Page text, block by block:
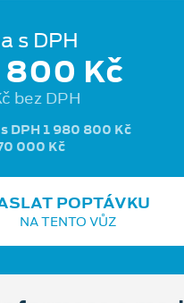
s DPH
800 Kč
bez DPH
DPH 1 980 800 Kč
000 Kč
POPTÁVKU
NA TENTO VŮZ